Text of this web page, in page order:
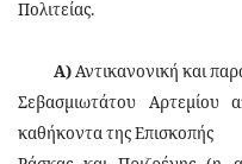
Πολιτείας.
Α)Αντικανονική και
Σεβασμιωτάτου Αρτεμίου
καθήκοντα της Επισκοπής